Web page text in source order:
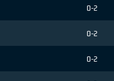
0-2
0-2
0-2